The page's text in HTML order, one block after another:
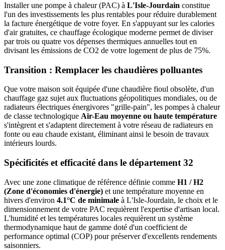
Installer une pompe à chaleur (PAC) à L'Isle-Jourdain constitue
l'un des investissements les plus rentables pour réduire durablement
la facture énergétique de votre foyer. En s'appuyant sur les calories
d'air gratuites, ce chauffage écologique moderne permet de diviser
par trois ou quatre vos dépenses thermiques annuelles tout en
divisant les émissions de CO2 de votre logement de plus de 75%.
Transition : Remplacer les chaudières polluantes
Que votre maison soit équipée d'une chaudière fioul obsolète, d'un
chauffage gaz sujet aux fluctuations géopolitiques mondiales, ou de
radiateurs électriques énergivores "grille-pain", les pompes à chaleur
de classe technologique Air-Eau moyenne ou haute température
s'intègrent et s'adaptent directement à votre réseau de radiateurs en
fonte ou eau chaude existant, éliminant ainsi le besoin de travaux
intérieurs lourds.
Spécificités et efficacité dans le département 32
Avec une zone climatique de référence définie comme H1 / H2
(Zone d'économies d'énergie) et une température moyenne en
hivers d'environ 4.1°C de minimale à L'Isle-Jourdain, le choix et le
dimensionnement de votre PAC requièrent l'expertise d'artisan local.
L'humidité et les températures locales requièrent un système
thermodynamique haut de gamme doté d'un coefficient de
performance optimal (COP) pour préserver d'excellents rendements
saisonniers.